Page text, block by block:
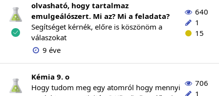
olvasható, hogy tartalmaz
emulgeálószert. Mi az? Mi a feladata?
Segítséget kérnék, előre is köszönöm a
válaszokat
9 éve
640
1
15
Kémia 9. o
Hogy tudom meg egy atomról hogy mennyi
706
1